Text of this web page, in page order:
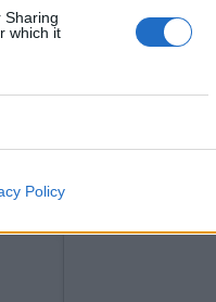
Sharing
which it
Policy
5000